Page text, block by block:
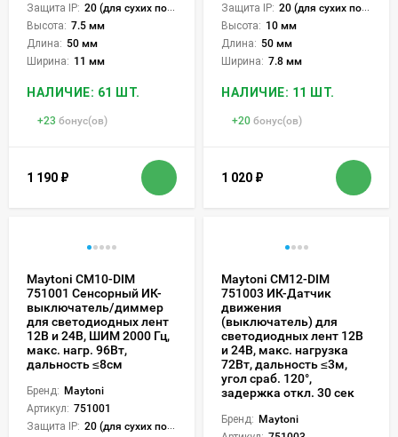
Защита IP: 20 (для сухих пом.)
Высота: 7.5 мм
Длина: 50 мм
Ширина: 11 мм
НАЛИЧИЕ: 61 ШТ.
+23 бонус(ов)
1 190 ₽
Защита IP: 20 (для сухих пом.)
Высота: 10 мм
Длина: 50 мм
Ширина: 7.8 мм
НАЛИЧИЕ: 11 ШТ.
+20 бонус(ов)
1 020 ₽
Maytoni CM10-DIM
751001 Сенсорный ИК-
выключатель/диммер
для светодиодных лент
12В и 24В, ШИМ 2000 Гц,
макс. нагр. 96Вт,
дальность ≤8см
Бренд: Maytoni
Артикул: 751001
Защита IP: 20 (для сухих пом.)
Maytoni CM12-DIM
751003 ИК-Датчик
движения
(выключатель) для
светодиодных лент 12В
и 24В, макс. нагрузка
72Вт, дальность ≤3м,
угол сраб. 120°,
задержка откл. 30 сек
Бренд: Maytoni